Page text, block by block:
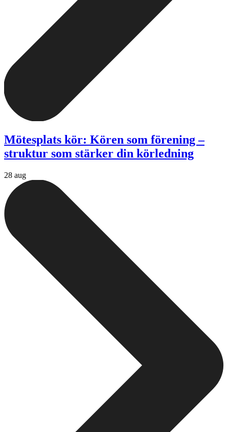
Mötesplats kör: Kören som förening –
struktur som stärker din körledning
28 aug